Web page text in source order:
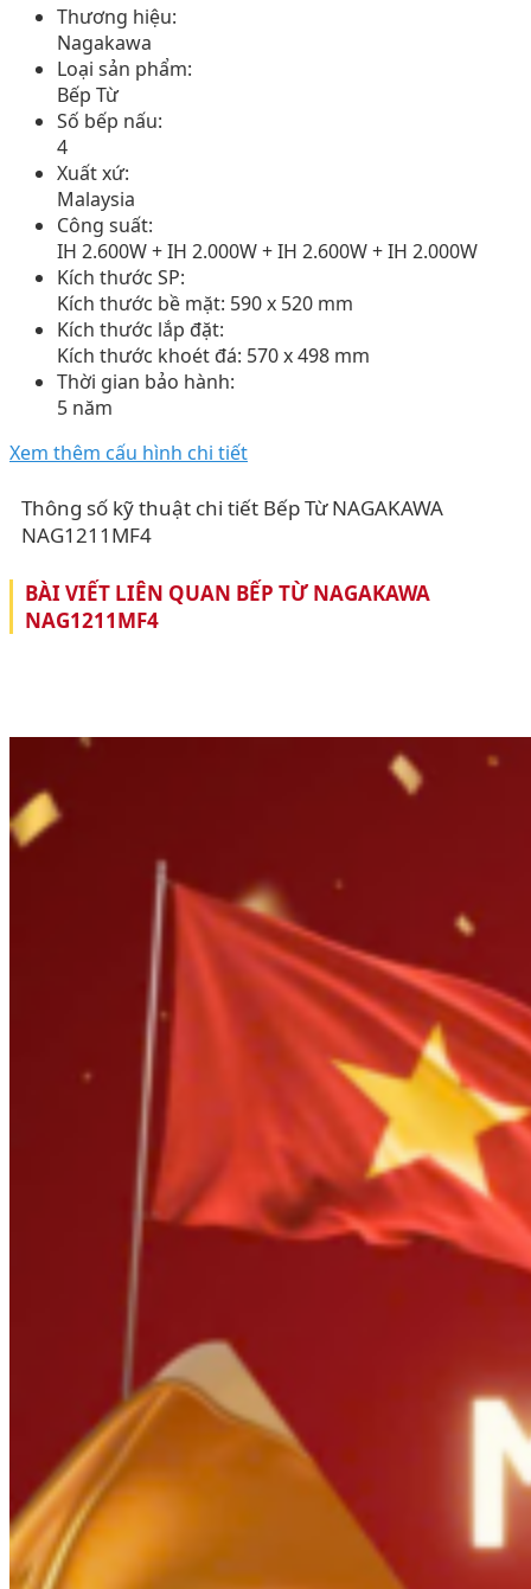
Thương hiệu:
Nagakawa
Loại sản phẩm:
Bếp Từ
Số bếp nấu:
4
Xuất xứ:
Malaysia
Công suất:
IH 2.600W + IH 2.000W + IH 2.600W + IH 2.000W
Kích thước SP:
Kích thước bề mặt: 590 x 520 mm
Kích thước lắp đặt:
Kích thước khoét đá: 570 x 498 mm
Thời gian bảo hành:
5 năm
Xem thêm cấu hình chi tiết
Thông số kỹ thuật chi tiết Bếp Từ NAGAKAWA
NAG1211MF4
BÀI VIẾT LIÊN QUAN BẾP TỪ NAGAKAWA
NAG1211MF4